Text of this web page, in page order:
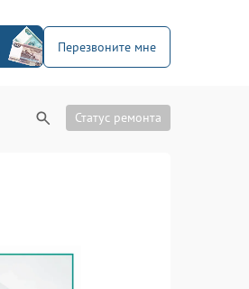
Перезвоните мне
Статус ремонта